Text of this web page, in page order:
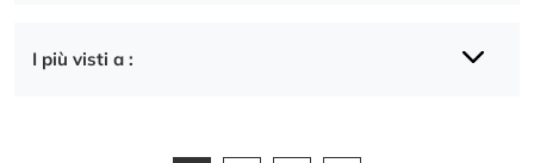
I più visti a :